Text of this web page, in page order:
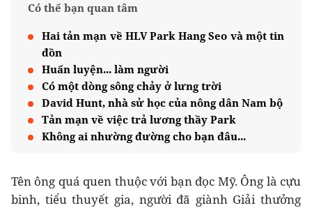
Có thể bạn quan tâm
Hai tản mạn về HLV Park Hang Seo và một tin
đồn
Huấn luyện... làm người
Có một dòng sông chảy ở lưng trời
David Hunt, nhà sử học của nông dân Nam bộ
Tản mạn về việc trả lương thầy Park
Không ai nhường đường cho bạn đâu...
Tên ông quá quen thuộc với bạn đọc Mỹ. Ông là cựu
binh, tiểu thuyết gia, người đã giành Giải thưởng